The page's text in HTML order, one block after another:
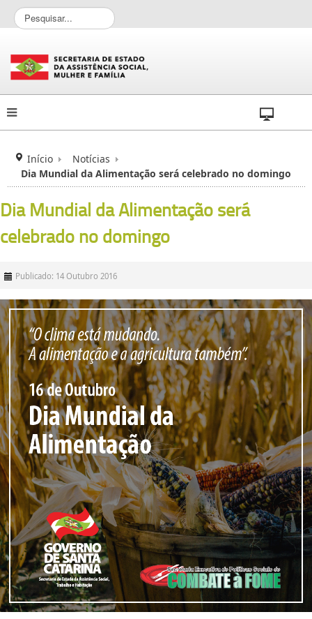
P
e
q
u
i
s
a
Início
Notícias
Dia Mundial da Alimentação será celebrado no domingo
Dia Mundial da Alimentação será
celebrado no domingo
Publicado: 14 Outubro 2016